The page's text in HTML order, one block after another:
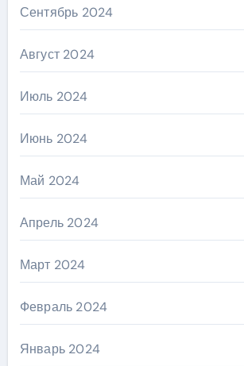
Сентябрь 2024
Август 2024
Июль 2024
Июнь 2024
Май 2024
Апрель 2024
Март 2024
Февраль 2024
Январь 2024